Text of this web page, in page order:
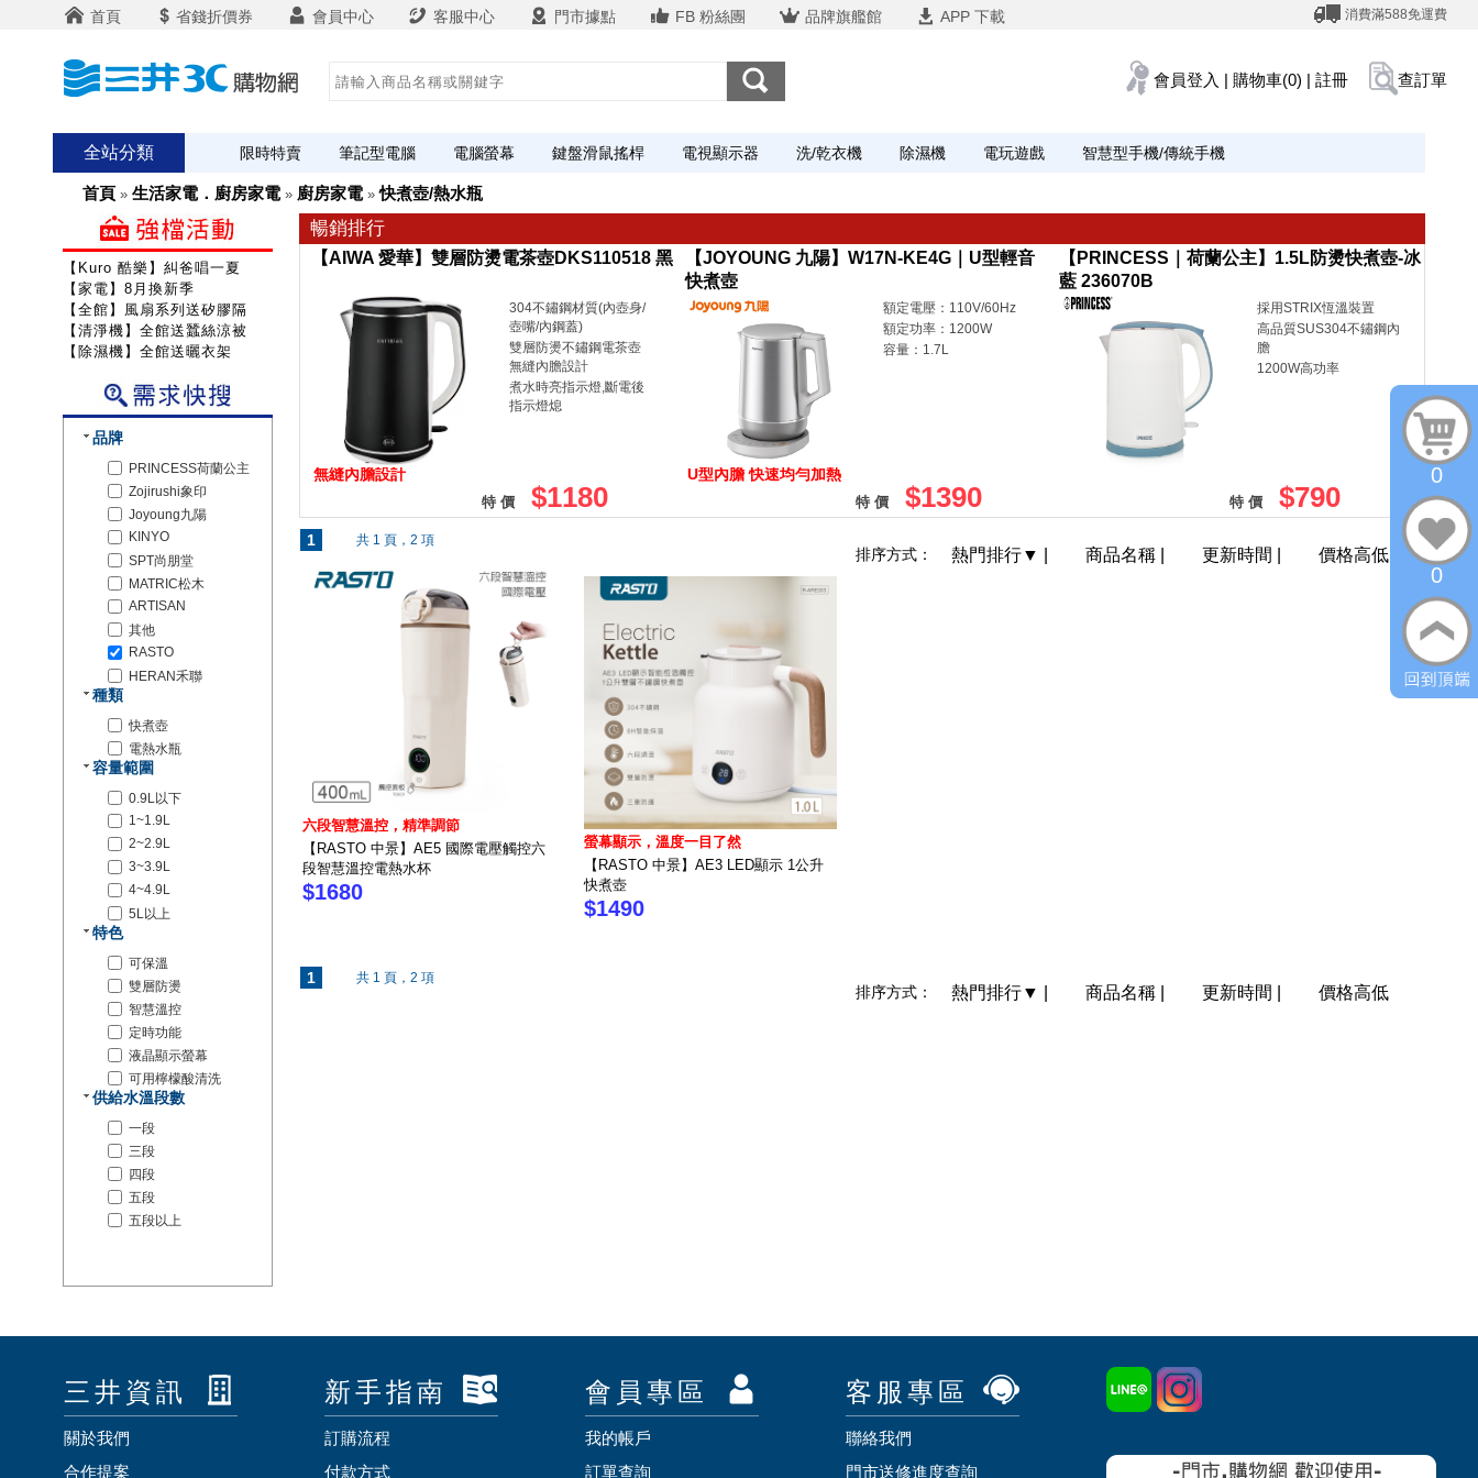
首頁 省錢折價券 會員中心 客服中心 門市據點 FB 粉絲團 品牌旗艦館 APP 下載 消費滿588免運費
會員登入 | 購物車(0) | 註冊 查訂單
全站分類 限時特賣 筆記型電腦 電腦螢幕 鍵盤滑鼠搖桿 電視顯示器 洗/乾衣機 除濕機 電玩遊戲 智慧型手機/傳統手機
首頁 » 生活家電．廚房家電» 廚房家電»快煮壺/熱水瓶
暢銷排行
無縫內膽設計
【AIWA 愛華】雙層防燙電茶壺DKS110518 黑
304不鏽鋼材質(內壺身/
壺嘴/內鋼蓋)
雙層防燙不鏽鋼電茶壺
無縫內膽設計
煮水時亮指示燈,斷電後
指示燈熄
特 價 $1180
U型內膽 快速均勻加熱
【JOYOUNG 九陽】W17N-KE4G｜U型輕音
快煮壺
額定電壓：110V/60Hz
額定功率：1200W
容量：1.7L
特 價 $1390
【PRINCESS｜荷蘭公主】1.5L防燙快煮壺-冰
藍 236070B
採用STRIX恆溫裝置
高品質SUS304不鏽鋼內
膽
1200W高功率
特 價 $790
1 共 1 頁，2 項
排序方式： 熱門排行▼ 商品名稱 更新時間 價格高低
六段智慧溫控，精準調節
【RASTO 中景】AE5 國際電壓觸控六
段智慧溫控電熱水杯
$1680
螢幕顯示，溫度一目了然
【RASTO 中景】AE3 LED顯示 1公升
快煮壺
$1490
1 共 1 頁，2 項
排序方式： 熱門排行▼ 商品名稱 更新時間 價格高低
【Kuro 酷樂】糾爸唱一夏
【家電】8月換新季
【全館】風扇系列送矽膠隔熱組
【清淨機】全館送蠶絲涼被
【除濕機】全館送曬衣架
品牌
PRINCESS荷蘭公主
Zojirushi象印
Joyoung九陽
KINYO
SPT尚朋堂
MATRIC松木
ARTISAN
其他
RASTO
HERAN禾聯
種類
快煮壺
電熱水瓶
容量範圍
0.9L以下
1~1.9L
2~2.9L
3~3.9L
4~4.9L
5L以上
特色
可保溫
雙層防燙
智慧溫控
定時功能
液晶顯示螢幕
可用檸檬酸清洗
供給水溫段數
一段
三段
四段
五段
五段以上
三井資訊
關於我們
合作提案
新手指南
訂購流程
付款方式
會員專區
我的帳戶
訂單查詢
客服專區
聯絡我們
門市送修進度查詢
0
0